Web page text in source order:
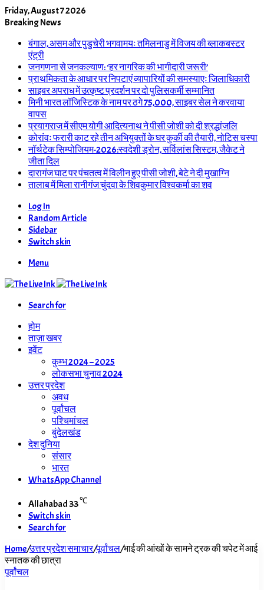
Friday, August 7 2026
Breaking News
बंगाल, असम और पुडुचेरी भगवामयः तमिलनाडु में विजय की ब्लाकबस्टर
एंट्री
जनगणना से जनकल्याण: ‘हर नागरिक की भागीदारी जरूरी’
प्राथमिकता के आधार पर निपटाएं व्यापारियों की समस्याएः जिलाधिकारी
साइबर अपराध में उत्कृष्ट प्रदर्शन पर दो पुलिसकर्मी सम्मानित
मिनी भारत लॉजिस्टिक के नाम पर ठगे 75,000, साइबर सेल ने करवाया
वापस
प्रयागराज में सीएम योगी आदित्यनाथ ने पीसी जोशी को दी श्रद्धांजलि
कोरांवः फरारी काट रहे तीन अभियुक्तों के घर कुर्की की तैयारी, नोटिस चस्पा
नॉर्थटेक सिम्पोजियम-2026:स्वदेशी ड्रोन, सर्विलांस सिस्टम, जैकेट ने
जीता दिल
दारागंज घाट पर पंचतत्व में विलीन हुए पीसी जोशी, बेटे ने दी मुखाग्नि
तालाब में मिला रानीगंज चुंदवा के शिवकुमार विश्वकर्मा का शव
Log In
Random Article
Sidebar
Switch skin
Menu
Search for
होम
ताज़ा खबर
इवेंट
कुम्भ 2024 – 2025
लोकसभा चुनाव 2024
उत्तर प्रदेश
अवध
पूर्वांचल
पश्चिमांचल
बुंदेलखंड
देश दुनिया
संसार
भारत
WhatsApp Channel
Allahabad33℃
Switch skin
Search for
Home/उत्तर प्रदेश समाचार/पूर्वांचल/भाई की आंखों के सामने ट्रक की चपेट में आई
स्नातक की छात्रा
पूर्वांचल